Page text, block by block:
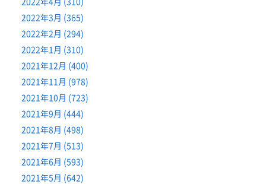
2022年3月 (365)
2022年2月 (294)
2022年1月 (310)
2021年12月 (400)
2021年11月 (978)
2021年10月 (723)
2021年9月 (444)
2021年8月 (498)
2021年7月 (513)
2021年6月 (593)
2021年5月 (642)